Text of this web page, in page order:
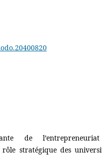
de
stratégique des